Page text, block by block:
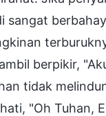
sangat
berpikir,
tidak
"Oh Tuhan,